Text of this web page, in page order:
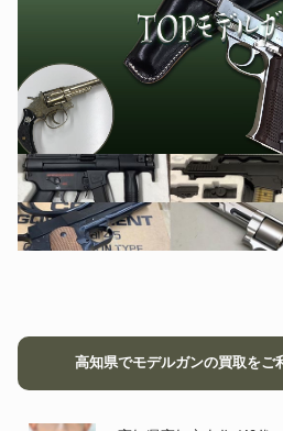
高知県でモデルガンの買取をご